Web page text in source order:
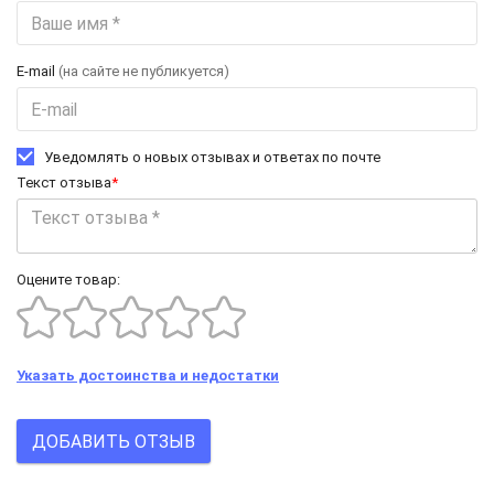
E-mail (на сайте не публикуется)
Уведомлять о новых отзывах и ответах по почте
Текст отзыва*
Оцените товар:
Указать достоинства и недостатки
ДОБАВИТЬ ОТЗЫВ